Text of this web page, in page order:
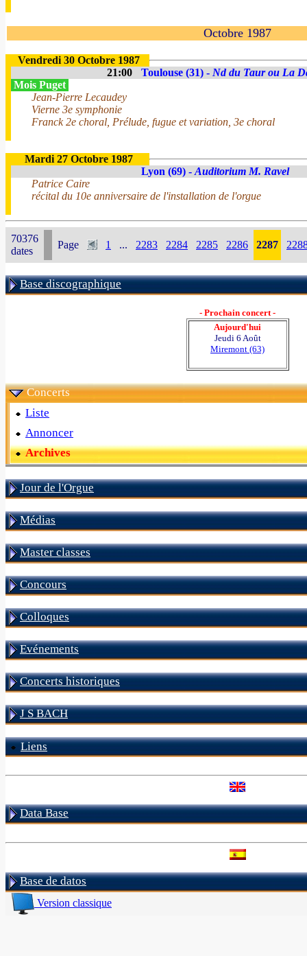
Octobre 1987
Vendredi 30 Octobre 1987
21:00
Toulouse (31) - Nd du Taur ou La
Mois Puget
Jean-Pierre Lecaudey
Vierne 3e symphonie
Franck 2e choral, Prélude, fugue et variation, 3e choral
Mardi 27 Octobre 1987
Lyon (69) - Auditorium M. Ravel
Patrice Caire
récital du 10e anniversaire de l'installation de l'orgue
70376
dates
Page 1 ... 2283 2284 2285 2286 2287
Base discographique
- Prochain concert -
Aujourd'hui
Jeudi 6 Août
Miremont (63)
Concerts
Liste
Annoncer
Archives
Jour de l'Orgue
Médias
Master classes
Concours
Colloques
Evénements
Concerts historiques
J S BACH
Liens
Data Base
Base de datos
Version classique